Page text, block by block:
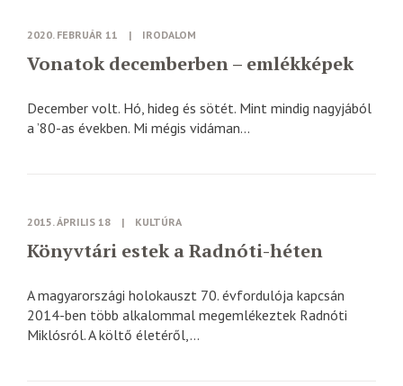
2020. FEBRUÁR 11 | IRODALOM
Vonatok decemberben – emlékképek
December volt. Hó, hideg és sötét. Mint mindig nagyjából
a ’80-as években. Mi mégis vidáman...
2015. ÁPRILIS 18 | KULTÚRA
Könyvtári estek a Radnóti-héten
A magyarországi holokauszt 70. évfordulója kapcsán
2014-ben több alkalommal megemlékeztek Radnóti
Miklósról. A költő életéről,...